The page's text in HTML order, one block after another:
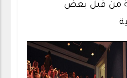
من قبل بعض